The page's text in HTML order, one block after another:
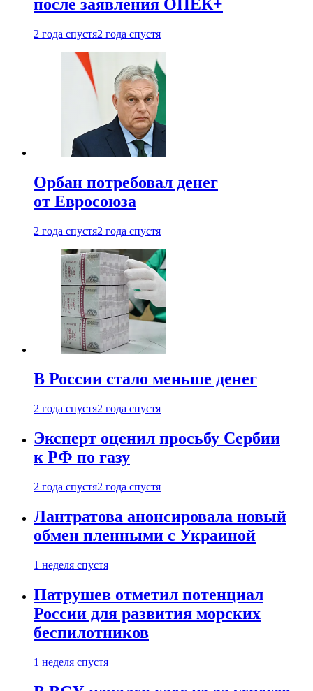
после заявления ОПЕК+
2 года спустя2 года спустя
Орбан потребовал денег
от Евросоюза
2 года спустя2 года спустя
В России стало меньше денег
2 года спустя2 года спустя
Эксперт оценил просьбу Сербии
к РФ по газу
2 года спустя2 года спустя
Лантратова анонсировала новый
обмен пленными с Украиной
1 неделя спустя
Патрушев отметил потенциал
России для развития морских
беспилотников
1 неделя спустя